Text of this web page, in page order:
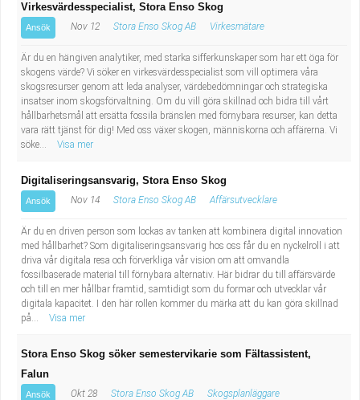
Virkesvärdesspecialist, Stora Enso Skog
Ansök Nov 12 Stora Enso Skog AB Virkesmätare
Är du en hängiven analytiker, med starka sifferkunskaper som har ett öga för
skogens värde? Vi söker en virkesvärdesspecialist som vill optimera våra
skogsresurser genom att leda analyser, värdebedömningar och strategiska
insatser inom skogsförvaltning. Om du vill göra skillnad och bidra till vårt
hållbarhetsmål att ersätta fossila bränslen med förnybara resurser, kan detta
vara rätt tjänst för dig! Med oss växer skogen, människorna och affärerna. Vi
söke...
Visa mer
Digitaliseringsansvarig, Stora Enso Skog
Ansök Nov 14 Stora Enso Skog AB Affärsutvecklare
Är du en driven person som lockas av tanken att kombinera digital innovation
med hållbarhet? Som digitaliseringsansvarig hos oss får du en nyckelroll i att
driva vår digitala resa och förverkliga vår vision om att omvandla
fossilbaserade material till förnybara alternativ. Här bidrar du till affärsvärde
och till en mer hållbar framtid, samtidigt som du formar och utvecklar vår
digitala kapacitet. I den här rollen kommer du märka att du kan göra skillnad
på...
Visa mer
Stora Enso Skog söker semestervikarie som Fältassistent,
Falun
Ansök Okt 28 Stora Enso Skog AB Skogsplanläggare